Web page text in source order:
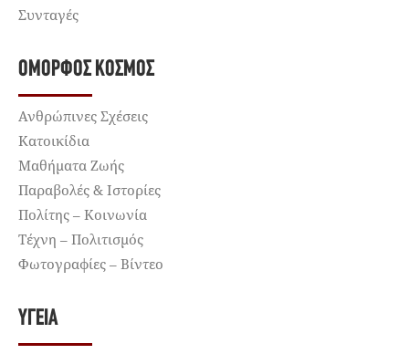
Συνταγές
ΌΜΟΡΦΟΣ ΚΌΣΜΟΣ
Ανθρώπινες Σχέσεις
Κατοικίδια
Μαθήματα Ζωής
Παραβολές & Ιστορίες
Πολίτης – Κοινωνία
Τέχνη – Πολιτισμός
Φωτογραφίες – Βίντεο
ΥΓΕΊΑ